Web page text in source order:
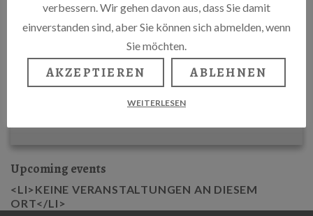
Upcoming events
<LI>KEINE VERANSTALTUNGEN AN DIESEM
ORT</LI>
verbessern. Wir gehen davon aus, dass Sie damit
einverstanden sind, aber Sie können sich abmelden, wenn
Sie möchten.
AKZEPTIEREN ABLEHNEN
WEITERLESEN